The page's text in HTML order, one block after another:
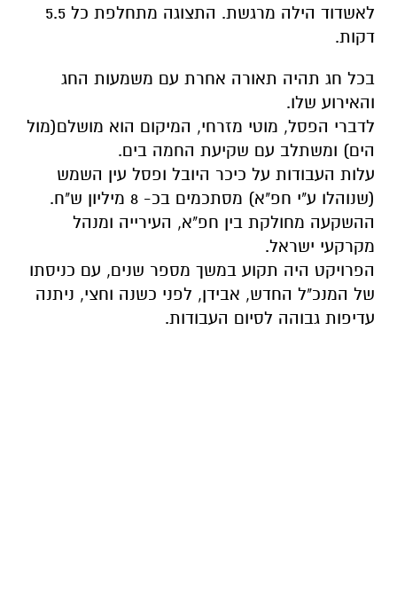
לאשדוד הילה מרגשת. התצוגה מתחלפת כל 5.5
דקות.
בכל חג תהיה תאורה אחרת עם משמעות החג
והאירוע שלו.
לדברי הפסל, מוטי מזרחי, המיקום הוא מושלם(מול
הים) ומשתלב עם שקיעת החמה בים.
עלות העבודות על כיכר היובל ופסל עין השמש
(שנוהלו ע"י חפ"א) מסתכמים בכ- 8 מיליון ש"ח.
ההשקעה מחולקת בין חפ"א, העירייה ומנהל
מקרקעי ישראל.
הפרויקט היה תקוע במשך מספר שנים, עם כניסתו
של המנכ"ל החדש, אבידן, לפני כשנה וחצי, ניתנה
עדיפות גבוהה לסיום העבודות.